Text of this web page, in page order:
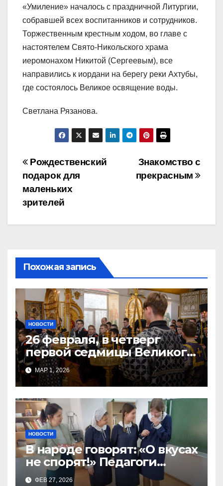
«Умиление» началось с праздничной Литургии,
собравшей всех воспитанников и сотрудников.
Торжественным крестным ходом, во главе с
настоятелем Свято-Никольского храма
иеромонахом Никитой (Сергеевым), все
направились к иордани на берегу реки Ахтубы,
где состоялось Великое освящение воды.
Светлана Рязанова.
Навигация
по
записям
Знакомство с
прекрасным
Рождественский
подарок для
маленьких
зрителей
Похожая запись
НОВОСТИ
26 февраля, в четверг
первой седмицы Великого
Поста, в Свято-Никольском
храме состоялось Великое
МАР 1, 2026
НОВОСТИ
В народе говорят: «О вкусах
не спорят!» Педагоги
поварского отделения
ФЕВ 27, 2026